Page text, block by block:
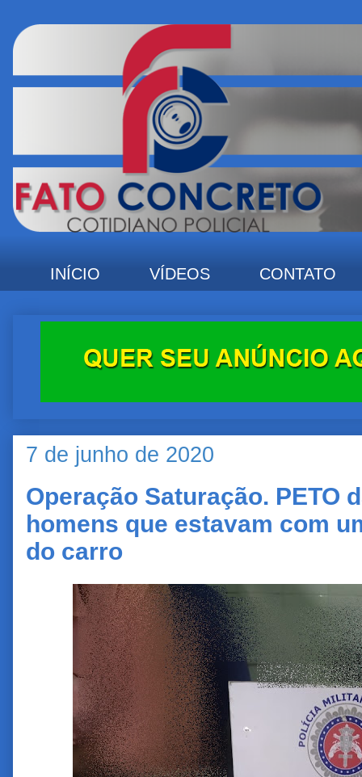
INÍCIO VÍDEOS CONTATO
7 de junho de 2020
Operação Saturação. PETO
homens que estavam com
do carro